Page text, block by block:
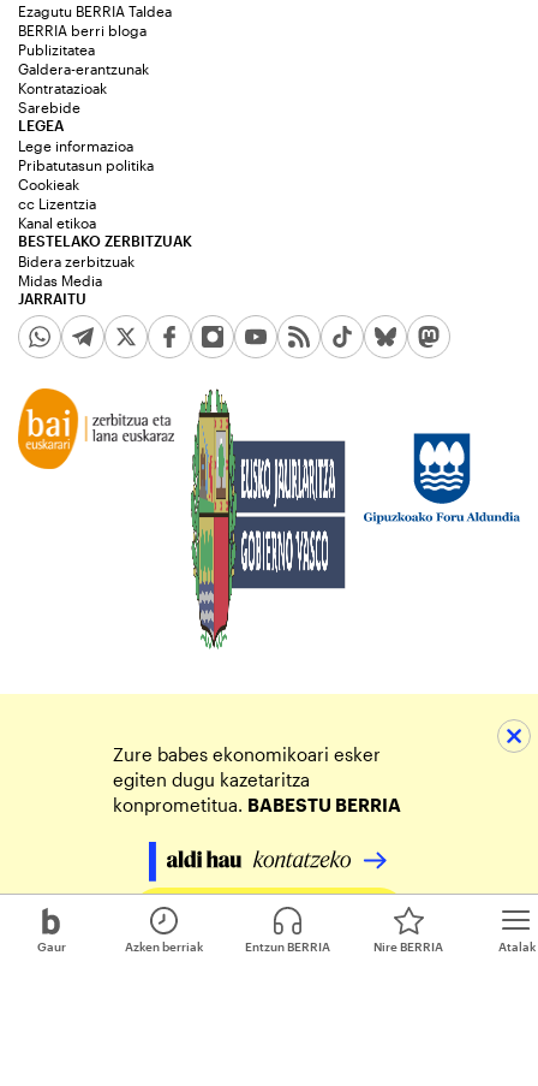
Gaur Atalak
Azken berriak Entzun BERRIA Nire BERRIA
Ezagutu BERRIA Taldea
BERRIA berri bloga
Publizitatea
Galdera-erantzunak
Kontratazioak
Sarebide
JARRAITU
LEGEA
Lege informazioa
Pribatutasun politika
Cookieak
cc Lizentzia
Kanal etikoa
BESTELAKO ZERBITZUAK
Bidera zerbitzuak
Midas Media
Zure babes ekonomikoari esker
egiten dugu kazetaritza
konprometitua. BABESTU BERRIA
Egin zure ekarpena